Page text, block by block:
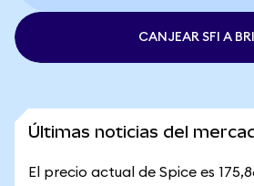
CANJEAR SFI A
Últimas noticias del
El precio actual de Spice es